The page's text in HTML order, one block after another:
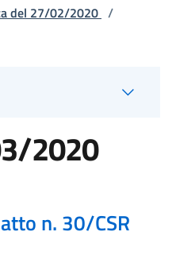
del 27/02/2020 /
2020
n. 30/CSR